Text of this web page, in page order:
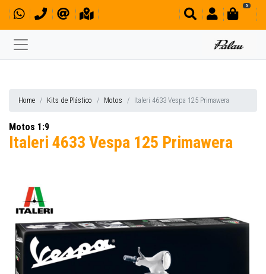
0
Home Kits de Plástico Motos Italeri 4633 Vespa 125 Primawera
Motos 1:9
Italeri 4633 Vespa 125 Primawera